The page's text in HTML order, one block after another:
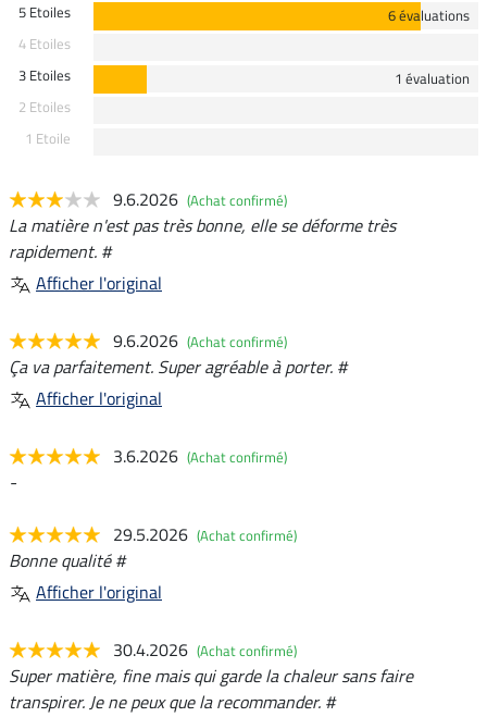
5 Etoiles
6 évaluations
4 Etoiles
3 Etoiles
1 évaluation
2 Etoiles
1 Etoile
9.6.2026 (Achat confirmé)
La matière n'est pas très bonne, elle se déforme très
rapidement. #
Afficher l'original
9.6.2026 (Achat confirmé)
Ça va parfaitement. Super agréable à porter. #
Afficher l'original
3.6.2026 (Achat confirmé)
-
29.5.2026 (Achat confirmé)
Bonne qualité #
Afficher l'original
30.4.2026 (Achat confirmé)
Super matière, fine mais qui garde la chaleur sans faire
transpirer. Je ne peux que la recommander. #